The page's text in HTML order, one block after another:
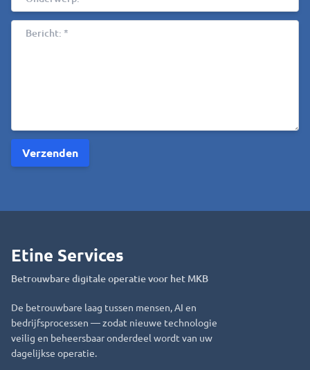
Etine Services
Betrouwbare digitale operatie voor het MKB
De betrouwbare laag tussen mensen, AI en
bedrijfsprocessen — zodat nieuwe technologie
veilig en beheersbaar onderdeel wordt van uw
dagelijkse operatie.